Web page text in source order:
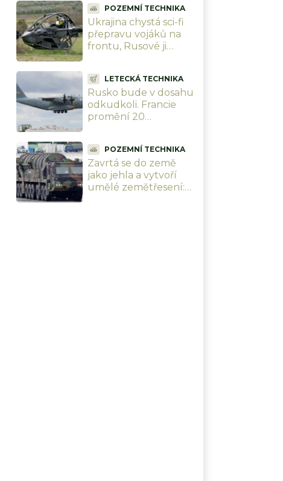
POZEMNÍ TECHNIKA
Ukrajina chystá sci-fi
přepravu vojáků na
frontu, Rusové ji
„aerobuginy“ jsou za
rohem
LETECKÁ TECHNIKA
Rusko bude v dosahu
odkudkoli. Francie
promění 20
řízených střel s
doletem 9 000 km
POZEMNÍ TECHNIKA
Zavrtá se do země
jako jehla a vytvoří
umělé zemětřesení: